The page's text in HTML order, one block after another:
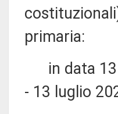
primaria:
in data 13
- 13 luglio